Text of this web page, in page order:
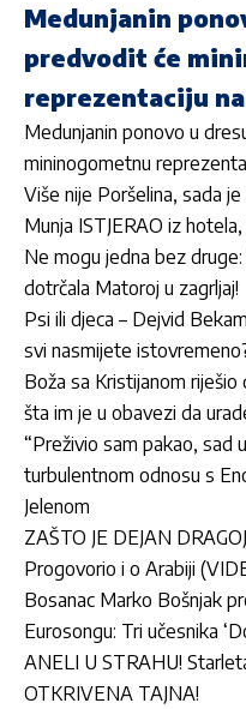
Medunjanin
predvodit će
reprezentaciju
Medunjanin ponovo u
mininogometnu
Više nije Poršelina, sada
Munja ISTJERAO iz
Ne mogu jedna bez
dotrčala Matoroj u zagrljaj!
Psi ili djeca – Dejvid
svi nasmijete
Boža sa Kristijanom riješio
šta im je u obavezi da
“Preživio sam pakao, sad
turbulentnom odnosu s
Jelenom
ZAŠTO JE DEJAN
Progovorio i o Arabiji
Bosanac Marko Bošnjak
Eurosongu: Tri učesnika
ANELI U STRAHU!
OTKRIVENA TAJNA!